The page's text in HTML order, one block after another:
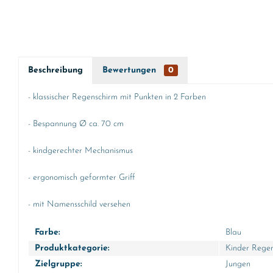
Beschreibung Bewertungen 0
- klassischer Regenschirm mit Punkten in 2 Farben
- Bespannung Ø ca. 70 cm
- kindgerechter Mechanismus
- ergonomisch geformter Griff
- mit Namensschild versehen
Farbe:
Blau
Produktkategorie:
Kinder
Zielgruppe:
Jungen